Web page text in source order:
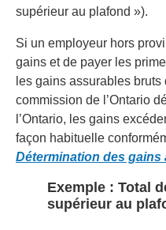
supérieur au plafond »).
Si un employeur hors
gains et de payer les
les gains assurables
commission de l’Ontario
l’Ontario, les gains
façon habituelle
Détermination des gains
Exemple : Total
supérieur au